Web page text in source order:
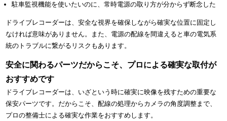
駐車監視機能を使いたいのに、常時電源の取り方が分からず断念した
ドライブレコーダーは、安全な視界を確保しながら確実な位置に固定し
なければ意味がありません。また、電源の配線を間違えると車の電気系
統のトラブルに繋がるリスクもあります。
安全に関わるパーツだからこそ、プロによる確実な取付が
おすすめです
ドライブレコーダーは、いざという時に確実に映像を残すための重要な
保安パーツです。だからこそ、配線の処理からカメラの角度調整まで、
プロの整備士による確実な作業をおすすめします。